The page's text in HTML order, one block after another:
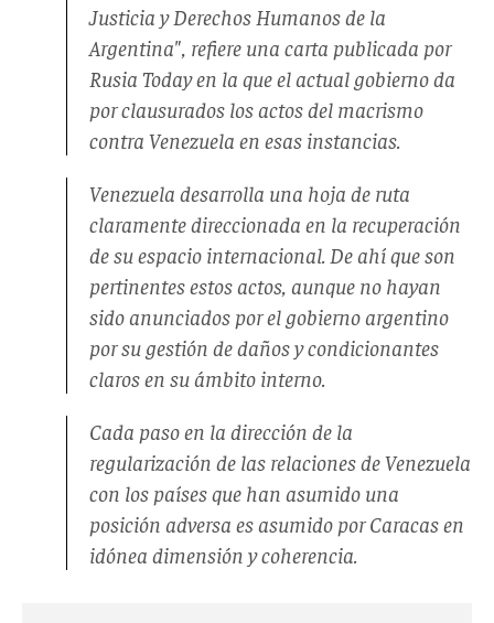
Justicia y Derechos Humanos de la
Argentina", refiere una carta publicada por
Rusia Today en la que el actual gobierno da
por clausurados los actos del macrismo
contra Venezuela en esas instancias.
Venezuela desarrolla una hoja de ruta
claramente direccionada en la recuperación
de su espacio internacional. De ahí que son
pertinentes estos actos, aunque no hayan
sido anunciados por el gobierno argentino
por su gestión de daños y condicionantes
claros en su ámbito interno.
Cada paso en la dirección de la
regularización de las relaciones de Venezuela
con los países que han asumido una
posición adversa es asumido por Caracas en
idónea dimensión y coherencia.